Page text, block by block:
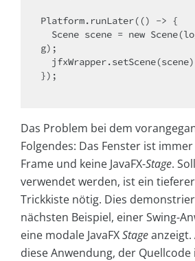
Platform.runLater(() -> {
  Scene scene =
new
g);
});
Das Problem bei dem
Folgendes: Das Fenster ist
Frame und keine JavaFX-Stage.
verwendet werden, ist ein
Trickkiste nötig. Dies
nächsten Beispiel, einer Swing-
eine modale JavaFXStageanzeigt.
diese Anwendung, der